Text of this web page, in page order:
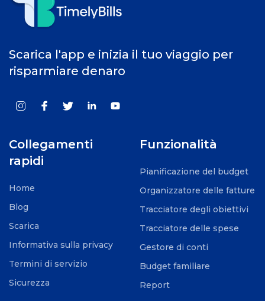
Scarica l'app e inizia il tuo viaggio per
risparmiare denaro
Collegamenti
rapidi
Home
Blog
Scarica
Informativa sulla privacy
Termini di servizio
Sicurezza
Funzionalità
Pianificazione del budget
Organizzatore delle fatture
Tracciatore degli obiettivi
Tracciatore delle spese
Gestore di conti
Budget familiare
Report